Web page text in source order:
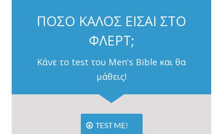
ΠΟΣΟ ΚΑΛΟΣ ΕΙΣΑΙ ΣΤΟ
ΦΛΕΡΤ;
Κάνε το test του Men's Bible και θα
μάθεις!
TEST ME!